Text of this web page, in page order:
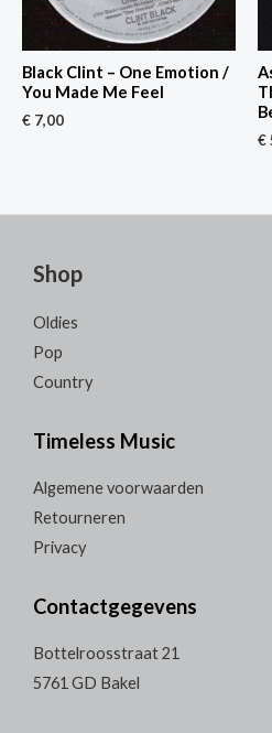
Black Clint – One Emotion /
You Made Me Feel
€ 7,00
€
Shop
Oldies
Pop
Country
Timeless Music
Algemene voorwaarden
Retourneren
Privacy
Contactgegevens
Bottelroosstraat 21
5761 GD Bakel